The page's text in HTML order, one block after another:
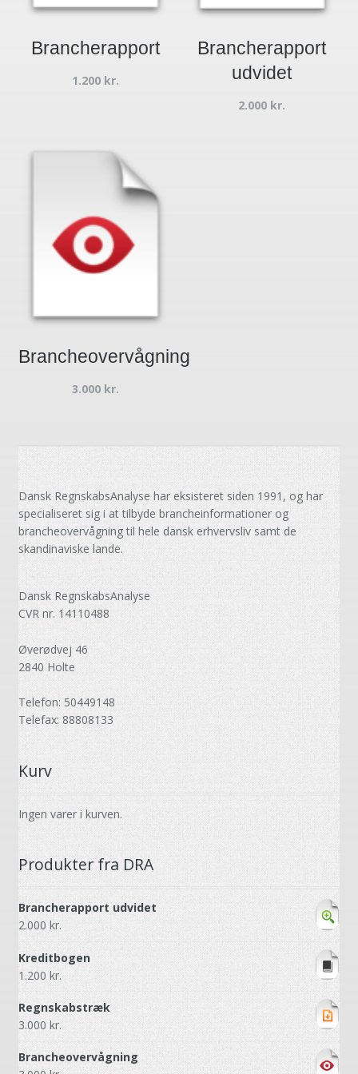
Brancherapport
1.200 kr.
Brancherapport
udvidet
2.000 kr.
Brancheovervågning
3.000 kr.
Dansk RegnskabsAnalyse har eksisteret siden 1991, og har
specialiseret sig i at tilbyde brancheinformationer og
brancheovervågning til hele dansk erhvervsliv samt de
skandinaviske lande.
Dansk RegnskabsAnalyse
CVR nr. 14110488
Øverødvej 46
2840 Holte
Telefon: 50449148
Telefax: 88808133
Kurv
Ingen varer i kurven.
Produkter fra DRA
Brancherapport udvidet
2.000 kr.
Kreditbogen
1.200 kr.
Regnskabstræk
3.000 kr.
Brancheovervågning